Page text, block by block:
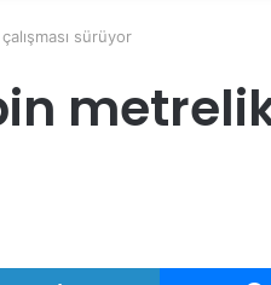
sürüyor
LinkedIn